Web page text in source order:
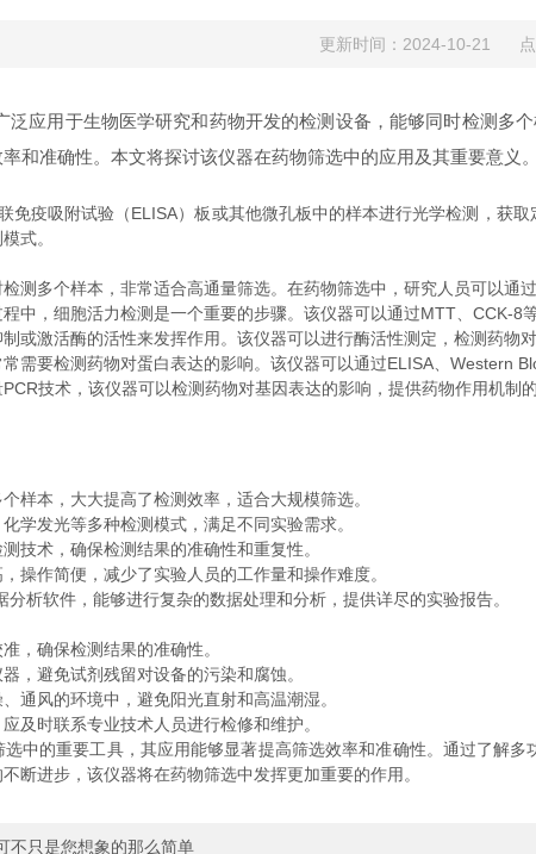
更新时间：2024-10-21 点
用于生物医学研究和药物开发的检测设备，能够同时检测多
和准确性。本文将探讨该仪器在药物筛选中的应用及其重要意义。
免疫吸附试验（ELISA）板或其他微孔板中的样本进行光学检测，获
式。
多个样本，非常适合高通量筛选。在药物筛选中，研究人员可以通过
，细胞活力检测是一个重要的步骤。该仪器可以通过MTT、CCK-8
激活酶的活性来发挥作用。该仪器可以进行酶活性测定，检测药物对
要检测药物对蛋白表达的影响。该仪器可以通过ELISA、Western
技术，该仪器可以检测药物对基因表达的影响，提供药物作用机制的
本，大大提高了检测效率，适合大规模筛选。
发光等多种检测模式，满足不同实验需求。
术，确保检测结果的准确性和重复性。
作简便，减少了实验人员的工作量和操作难度。
软件，能够进行复杂的数据处理和分析，提供详尽的实验报告。
确保检测结果的准确性。
避免试剂残留对设备的污染和腐蚀。
风的环境中，避免阳光直射和高温潮湿。
时联系专业技术人员进行检修和维护。
选中的重要工具，其应用能够显著提高筛选效率和准确性。通过了解
断进步，该仪器将在药物筛选中发挥更加重要的作用。
不只是您想象的那么简单